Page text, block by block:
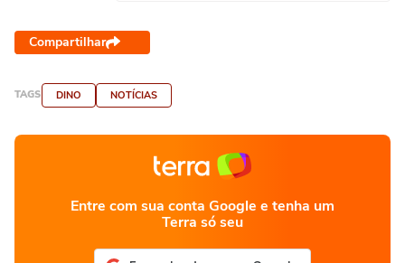
Compartilhar
TAGS DINO NOTÍCIAS
Entre com sua conta Google e tenha um
Terra só seu